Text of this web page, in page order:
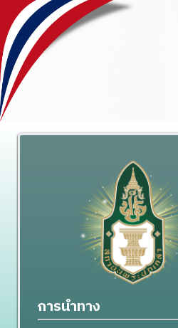
การนำทาง